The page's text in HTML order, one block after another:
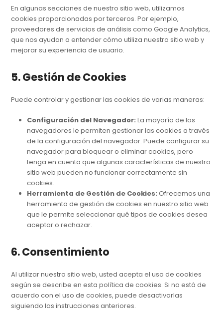
En algunas secciones de nuestro sitio web, utilizamos
cookies proporcionadas por terceros. Por ejemplo,
proveedores de servicios de análisis como Google Analytics,
que nos ayudan a entender cómo utiliza nuestro sitio web y
mejorar su experiencia de usuario.
5. Gestión de Cookies
Puede controlar y gestionar las cookies de varias maneras:
Configuración del Navegador: La mayoría de los
navegadores le permiten gestionar las cookies a través
de la configuración del navegador. Puede configurar su
navegador para bloquear o eliminar cookies, pero
tenga en cuenta que algunas características de nuestro
sitio web pueden no funcionar correctamente sin
cookies.
Herramienta de Gestión de Cookies: Ofrecemos una
herramienta de gestión de cookies en nuestro sitio web
que le permite seleccionar qué tipos de cookies desea
aceptar o rechazar.
6. Consentimiento
Al utilizar nuestro sitio web, usted acepta el uso de cookies
según se describe en esta política de cookies. Si no está de
acuerdo con el uso de cookies, puede desactivarlas
siguiendo las instrucciones anteriores.